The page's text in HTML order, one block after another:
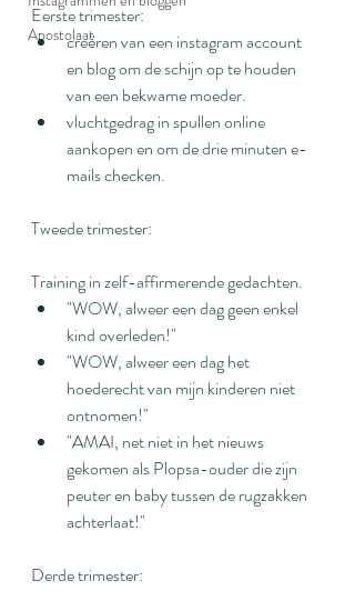
Apostolaat
Eerste trimester:
creëren van een instagram account
en blog om de schijn op te houden
van een bekwame moeder.
vluchtgedrag in spullen online
aankopen en om de drie minuten e-
mails checken.
Tweede trimester:
Training in zelf-affirmerende gedachten.
"WOW, alweer een dag geen enkel
kind overleden!"
"WOW, alweer een dag het
hoederecht van mijn kinderen niet
ontnomen!"
"AMAI, net niet in het nieuws
gekomen als Plopsa-ouder die zijn
peuter en baby tussen de rugzakken
achterlaat!"
Derde trimester: